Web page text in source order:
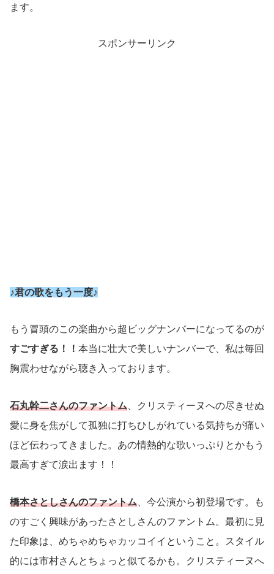
ます。
スポンサーリンク
♪君の歌をもう一度♪
もう冒頭のこの楽曲から超ビッグナンバーになってるのが
すごすぎる！！ 本当に壮大で美しいナンバーで、私は毎回
胸震わせながら聴き入っております。
石丸幹二さんのファントム 、クリスティーヌへの尽きせぬ
愛に身を焦がして孤独に打ちひしがれている気持ちが痛い
ほど伝わってきました。あの情熱的な歌いっぷりとかもう
最高すぎて涙出ます！！
橋本さとしさんのファントム 、今公演から初登場です。も
のすごく興味があったさとしさんのファントム。最初に見
た印象は、めちゃめちゃカッコイイということ。スタイル
的には市村さんとちょっと似てるかも。クリスティーヌへ